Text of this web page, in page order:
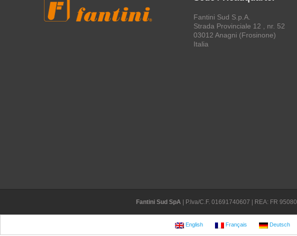
Fantini Sud S.p.A.
Strada Provinciale 12 , nr. 52
03012 Anagni (Frosinone)
Italia
Fantini Sud SpA | P.Iva/C.F. 01691740607 | REA: FR
English Français Deutsch